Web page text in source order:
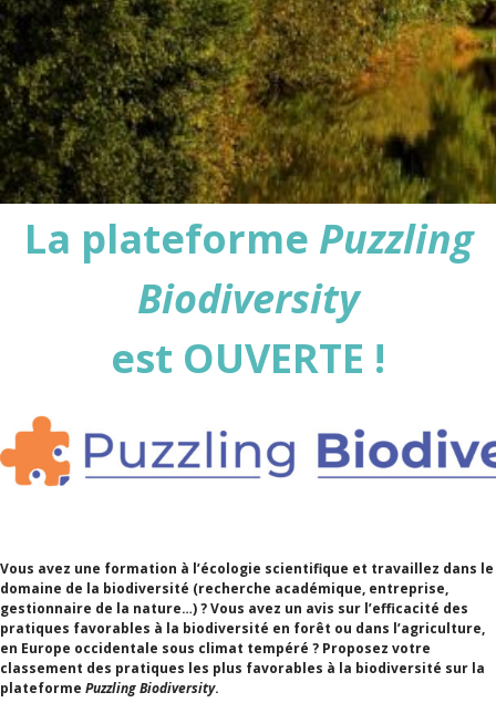
La plateforme Puzzling
Biodiversity
est OUVERTE !
Vous avez une formation à l’écologie scientifique et travaillez dans le
domaine de la biodiversité (recherche académique, entreprise,
gestionnaire de la nature…) ? Vous avez un avis sur l’efficacité des
pratiques favorables à la biodiversité en forêt ou dans l’agriculture,
en Europe occidentale sous climat tempéré ? Proposez votre
classement des pratiques les plus favorables à la biodiversité sur la
plateforme Puzzling Biodiversity.